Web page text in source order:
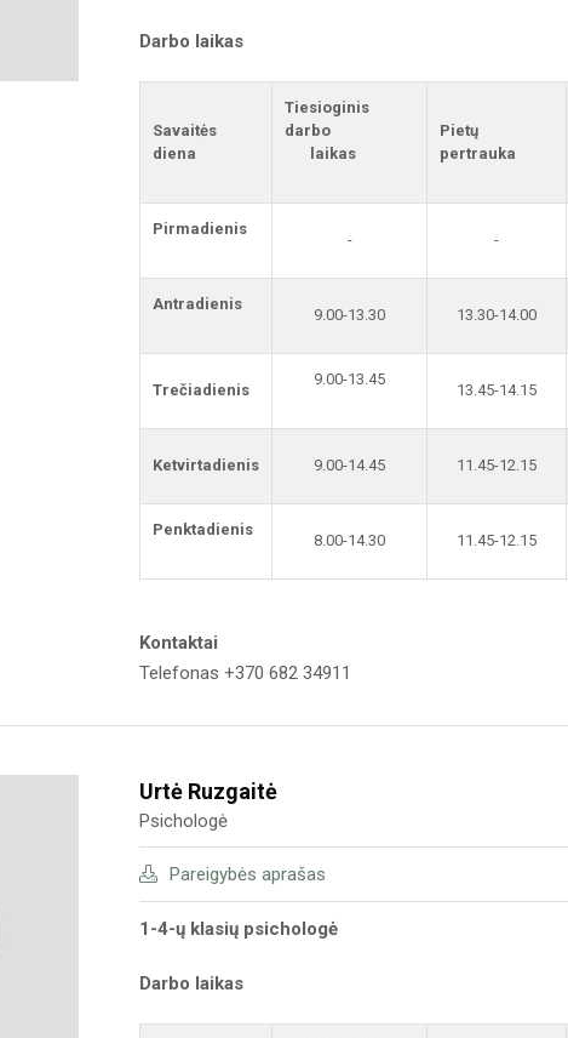
Darbo laikas
Savaitės
diena
Tiesioginis
darbo
laikas
Pietų
pertrauka
Pirmadienis
- -
Antradienis
9.00-13.30 13.30-14.00
Trečiadienis
9.00-13.45
13.45-14.15
Ketvirtadienis 9.00-14.45 11.45-12.15
Penktadienis
8.00-14.30 11.45-12.15
Kontaktai
Telefonas +370 682 34911
Urtė Ruzgaitė
Psichologė
Pareigybės aprašas
1-4-ų klasių psichologė
Darbo laikas